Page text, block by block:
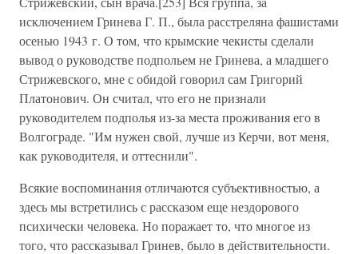
исключением Гринева Г. П., была расстреляна фашистами
осенью 1943 г. О том, что крымские чекисты сделали
вывод о руководстве подпольем не Гринева, а младшего
Стрижевского, мне с обидой говорил сам Григорий
Платонович. Он считал, что его не признали
руководителем подполья из-за места проживания его в
Волгограде. "Им нужен свой, лучше из Керчи, вот меня,
как руководителя, и оттеснили".
Всякие воспоминания отличаются субъективностью, а
здесь мы встретились с рассказом еще нездорового
психически человека. Но поражает то, что многое из
того, что рассказывал Гринев, было в действительности.